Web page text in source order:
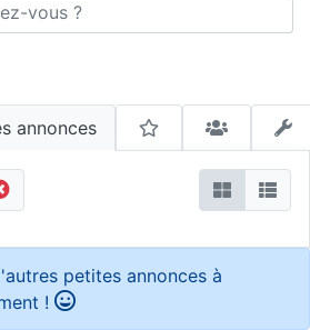
annonces
petites annonces à
!